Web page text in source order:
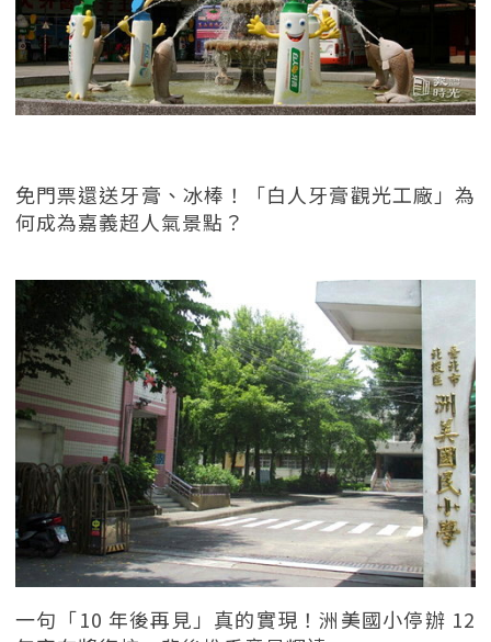
免門票還送牙膏、冰棒！「白人牙膏觀光工廠」為
何成為嘉義超人氣景點？
一句「10 年後再見」真的實現！洲美國小停辦 12